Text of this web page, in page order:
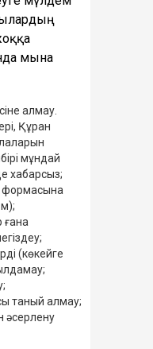
мына
алмау.
Құран
мұндай
хабарсыз;
формасына
ғана
(көкейге
таный алмау;
әсерлену